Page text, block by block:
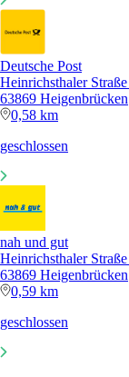
Deutsche Post
Heinrichsthaler Straße
63869 Heigenbrücken
0,58 km
geschlossen
nah und gut
Heinrichsthaler Straße
63869 Heigenbrücken
0,59 km
geschlossen